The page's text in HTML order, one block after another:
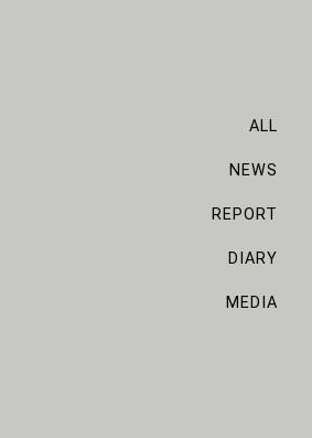
ALL
NEWS
REPORT
DIARY
MEDIA